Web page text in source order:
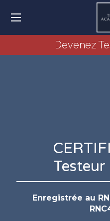
Devenez
Testeur
Enregistrée au